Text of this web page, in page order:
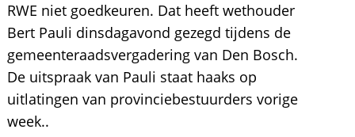
RWE niet goedkeuren. Dat heeft wethouder
Bert Pauli dinsdagavond gezegd tijdens de
gemeenteraadsvergadering van Den Bosch.
De uitspraak van Pauli staat haaks op
uitlatingen van provinciebestuurders vorige
week..